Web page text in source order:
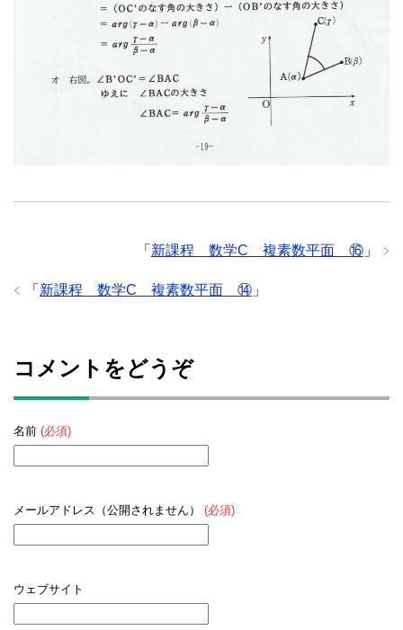
「 新課程 数学C 複素数平面 ⑯ 」
「 新課程 数学C 複素数平面 ⑭ 」
コメントをどうぞ
名前 (必須)
メールアドレス（公開されません） (必須)
ウェブサイト